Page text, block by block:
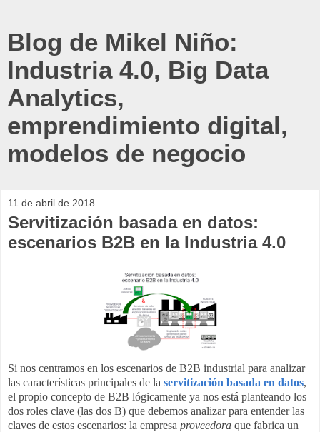
Blog de Mikel Niño:
Industria 4.0, Big Data
Analytics,
emprendimiento digital,
modelos de negocio
11 de abril de 2018
Servitización basada en datos:
escenarios B2B en la Industria 4.0
Si nos centramos en los escenarios de B2B industrial para analizar
las características principales de la servitización basada en datos,
el propio concepto de B2B lógicamente ya nos está planteando los
dos roles clave (las dos B) que debemos analizar para entender las
claves de estos escenarios: la empresa proveedora que fabrica un